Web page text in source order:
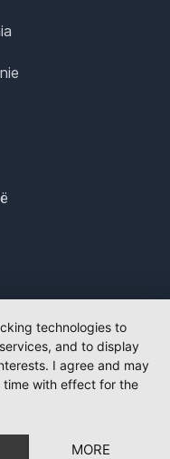
technologies to
and to display
I agree and may
time with effect for the
MORE